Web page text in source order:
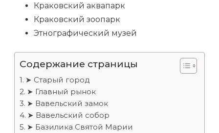
Краковский аквапарк
Краковский зоопарк
Этнографический музей
Содержание страницы
➤ Старый город
➤ Главный рынок
➤ Вавельский замок
➤ Вавельский собор
➤ Базилика Святой Марии